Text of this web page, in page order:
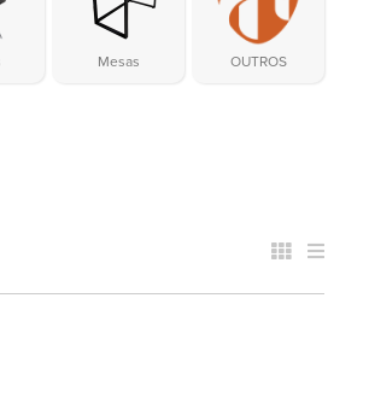
Mesas OUTROS